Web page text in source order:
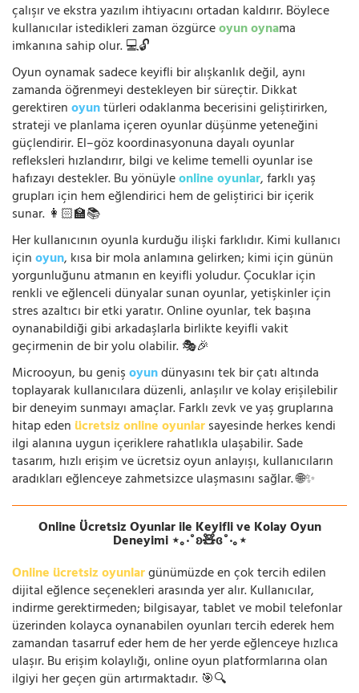
çalışır ve ekstra yazılım ihtiyacını ortadan kaldırır. Böylece
kullanıcılar istedikleri zaman özgürceoyun oynama
imkanına sahip olur. 💻🔓
Oyun oynamak sadece keyifli bir alışkanlık değil, aynı
zamanda öğrenmeyi destekleyen bir süreçtir. Dikkat
gerektirenoyuntürleri odaklanma becerisini geliştirirken,
strateji ve planlama içeren oyunlar düşünme yeteneğini
güçlendirir. El–göz koordinasyonuna dayalı oyunlar
refleksleri hızlandırır, bilgi ve kelime temelli oyunlar ise
hafızayı destekler. Bu yönüyleonline oyunlar, farklı yaş
grupları için hem eğlendirici hem de geliştirici bir içerik
sunar. 👩🏻‍🏫📚
Her kullanıcının oyunla kurduğu ilişki farklıdır. Kimi kullanıcı
içinoyun, kısa bir mola anlamına gelirken; kimi için günün
yorgunluğunu atmanın en keyifli yoludur. Çocuklar için
renkli ve eğlenceli dünyalar sunan oyunlar, yetişkinler için
stres azaltıcı bir etki yaratır. Online oyunlar, tek başına
oynanabildiği gibi arkadaşlarla birlikte keyifli vakit
geçirmenin de bir yolu olabilir. 🎭🎉
Microoyun, bu genişoyundünyasını tek bir çatı altında
toplayarak kullanıcılara düzenli, anlaşılır ve kolay erişilebilir
bir deneyim sunmayı amaçlar. Farklı zevk ve yaş gruplarına
hitap eden ücretsiz online oyunlarsayesinde herkes kendi
ilgi alanına uygun içeriklere rahatlıkla ulaşabilir. Sade
tasarım, hızlı erişim ve ücretsiz oyun anlayışı, kullanıcıların
aradıkları eğlenceye zahmetsizce ulaşmasını sağlar. 🌐✨
Online Ücretsiz Oyunlar ile Keyifli ve Kolay Oyun
Deneyimi ⋆｡‧˚ʚ🧸ɞ˚‧｡⋆
Online ücretsiz oyunlargünümüzde en çok tercih edilen
dijital eğlence seçenekleri arasında yer alır. Kullanıcılar,
indirme gerektirmeden; bilgisayar, tablet ve mobil telefonlar
üzerinden kolayca oynanabilen oyunları tercih ederek hem
zamandan tasarruf eder hem de her yerde eğlenceye hızlıca
ulaşır. Bu erişim kolaylığı, online oyun platformlarına olan
ilgiyi her geçen gün artırmaktadır. 🎯🔍